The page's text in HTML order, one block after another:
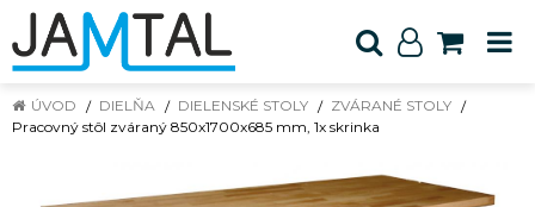
ÚVOD DIELŇA DIELENSKÉ STOLY
ZVÁRANÉ STOLY
Pracovný stôl zváraný 850x1700x685 mm, 1x skrinka